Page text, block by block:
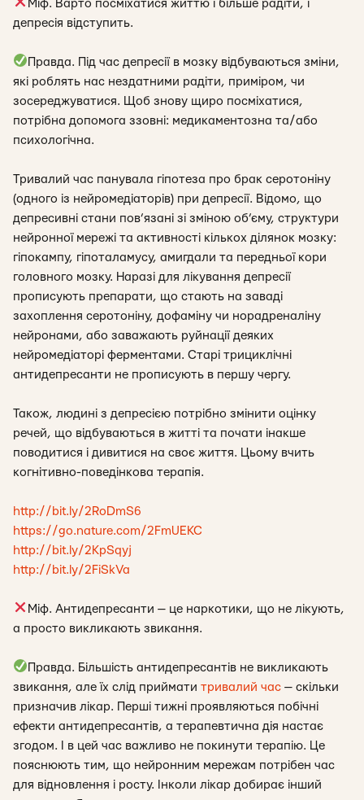
Міф. Варто посміхатися життю і більше радіти, і
депресія відступить.
Правда. Під час депресії в мозку відбуваються зміни,
які роблять нас нездатними радіти, приміром, чи
зосереджуватися. Щоб знову щиро посміхатися,
потрібна допомога ззовні: медикаментозна та/або
психологічна.
Тривалий час панувала гіпотеза про брак серотоніну
(одного із нейромедіаторів) при депресії. Відомо, що
депресивні стани пов’язані зі зміною об’єму, структури
нейронної мережі та активності кількох ділянок мозку:
гіпокампу, гіпоталамусу, амигдали та передньої кори
головного мозку. Наразі для лікування депресії
прописують препарати, що стають на заваді
захоплення серотоніну, дофаміну чи норадреналіну
нейронами, або заважають руйнації деяких
нейромедіаторі ферментами. Старі трициклічні
антидепресанти не прописують в першу чергу.
Також, людині з депресією потрібно змінити оцінку
речей, що відбуваються в житті та почати інакше
поводитися і дивитися на своє життя. Цьому вчить
когнітивно-поведінкова терапія.
http://bit.ly/2RoDmS6
https://go.nature.com/2FmUEKC
http://bit.ly/2KpSqyj
http://bit.ly/2FiSkVa
Міф. Антидепресанти — це наркотики, що не лікують,
а просто викликають звикання.
Правда. Більшість антидепресантів не викликають
звикання, але їх слід приймати тривалий час — скільки
призначив лікар. Перші тижні проявляються побічні
ефекти антидепресантів, а терапевтична дія настає
згодом. І в цей час важливо не покинути терапію. Це
пояснюють тим, що нейронним мережам потрібен час
для відновлення і росту. Інколи лікар добирає інший